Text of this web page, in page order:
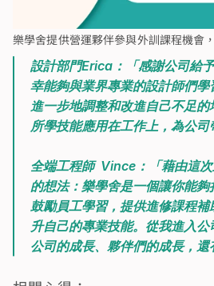
樂學舍提供營運夥伴參與外訓課程機會
設計部門Erica：「感謝公司給
幸能夠與業界專業的設計師們
進一步地調整和改進自己不足
所學技能應用在工作上，為公司
全端工程師  Vince：「藉由這
的想法：樂學舍是一個讓你能
鼓勵員工學習，提供進修課程
升自己的專業技能。從我進入
公司的成長、夥伴們的成長，還